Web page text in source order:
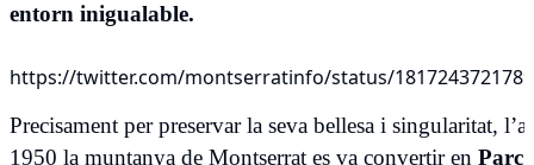
entorn inigualable.
https://twitter.com/montserratinfo/status/
Precisament per preservar la seva bellesa i singularitat,
1950 la muntanya de Montserrat es va convertir en Parc